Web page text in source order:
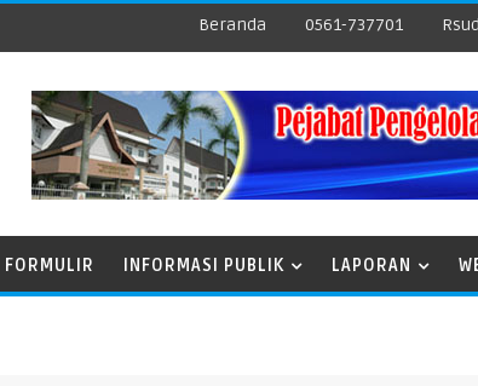
Beranda 0561-737701
FORMULIR INFORMASI PUBLIK LAPORAN